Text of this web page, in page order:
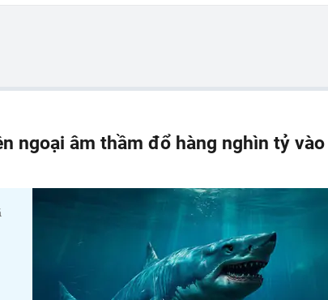
ngoại âm thầm đổ hàng nghìn tỷ vào